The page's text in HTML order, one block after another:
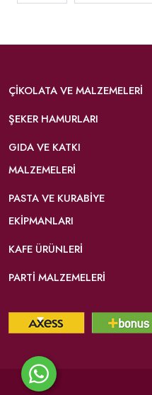
ÇIKOLATA VE MALZEMELERI
ŞEKER HAMURLARI
GIDA VE KATKI
MALZEMELERI
PASTA VE KURABIYE
EKIPMANLARI
KAFE ÜRÜNLERI
PARTI MALZEMELERI